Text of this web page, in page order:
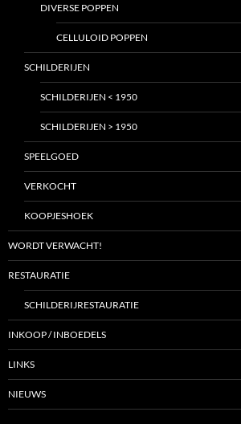
DIVERSE POPPEN
CELLULOID POPPEN
SCHILDERIJEN
SCHILDERIJEN < 1950
SCHILDERIJEN > 1950
SPEELGOED
VERKOCHT
KOOPJESHOEK
WORDT VERWACHT!
RESTAURATIE
SCHILDERIJRESTAURATIE
INKOOP / INBOEDELS
LINKS
NIEUWS